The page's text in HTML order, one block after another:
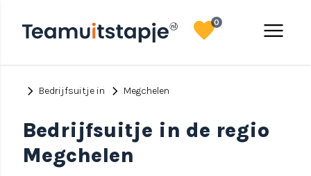
menu
favorite0
chevron_right Bedrijfsuitje in chevron_right Megchelen
Bedrijfsuitje in de regio
Megchelen